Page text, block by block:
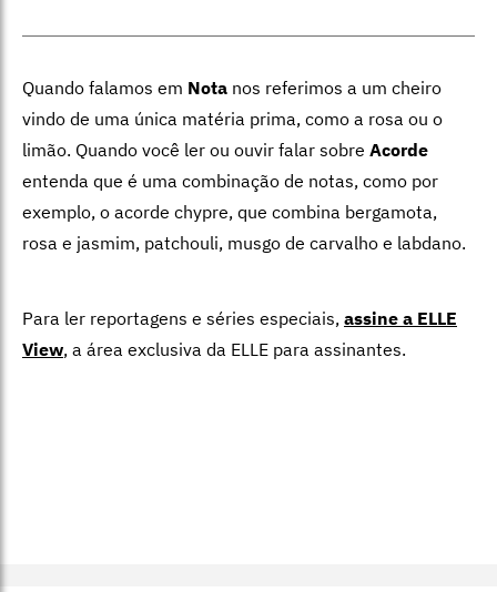
Quando falamos em Nota nos referimos a um cheiro
vindo de uma única matéria prima, como a rosa ou o
limão. Quando você ler ou ouvir falar sobre Acorde
entenda que é uma combinação de notas, como por
exemplo, o acorde chypre, que combina bergamota,
rosa e jasmim, patchouli, musgo de carvalho e labdano.
Para ler reportagens e séries especiais, assine a ELLE
View, a área exclusiva da ELLE para assinantes.